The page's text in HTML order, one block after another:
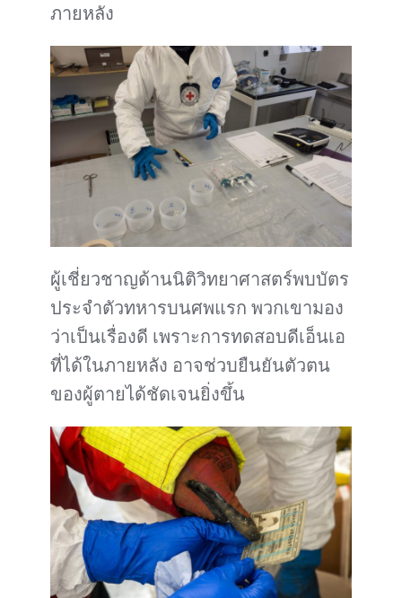
ภายหลัง
ผู้เชี่ยวชาญด้านนิติวิทยาศาสตร์พบบัตร
ประจำตัวทหารบนศพแรก พวกเขามอง
ว่าเป็นเรื่องดี เพราะการทดสอบดีเอ็นเอ
ที่ได้ในภายหลัง อาจช่วบยืนยันตัวตน
ของผู้ตายได้ชัดเจนยิ่งขึ้น